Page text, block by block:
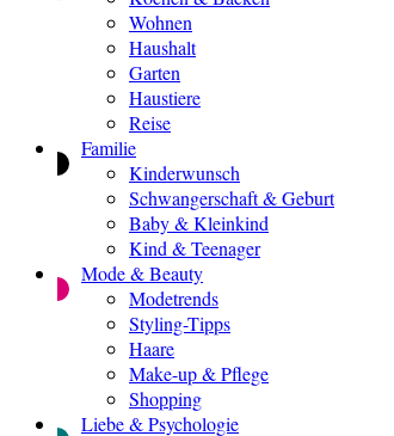
Wohnen
Haushalt
Garten
Haustiere
Reise
Familie
Kinderwunsch
Schwangerschaft & Geburt
Baby & Kleinkind
Kind & Teenager
Mode & Beauty
Modetrends
Styling-Tipps
Haare
Make-up & Pflege
Shopping
Liebe & Psychologie